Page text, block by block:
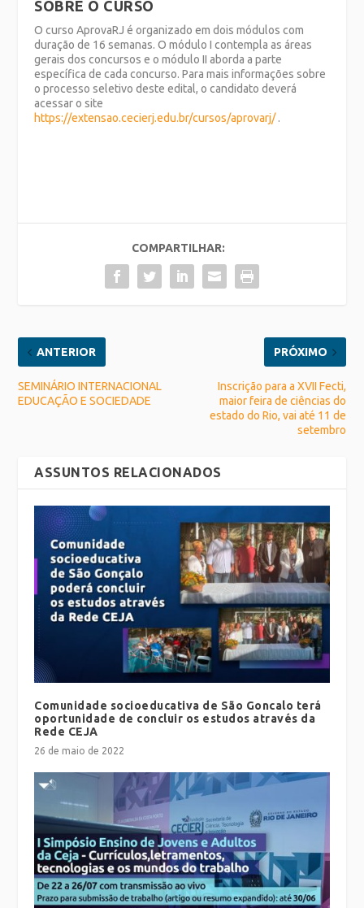
SOBRE O CURSO
O curso AprovaRJ é organizado em dois módulos com
duração de 16 semanas. O módulo I contempla as áreas
gerais dos concursos e o módulo II aborda a parte
específica de cada concurso. Para mais informações sobre
o processo seletivo deste edital, o candidato deverá
acessar o site
https://extensao.cecierj.edu.br/cursos/aprovarj/.
COMPARTILHAR:
ANTERIOR
SEMINÁRIO INTERNACIONAL
EDUCAÇÃO E SOCIEDADE
PRÓXIMO
Inscrição para a XVII Fecti,
maior feira de ciências do
estado do Rio, vai até 11 de
setembro
ASSUNTOS RELACIONADOS
Comunidade socioeducativa de São Goncalo terá
oportunidade de concluir os estudos através da
Rede CEJA
26 de maio de 2022